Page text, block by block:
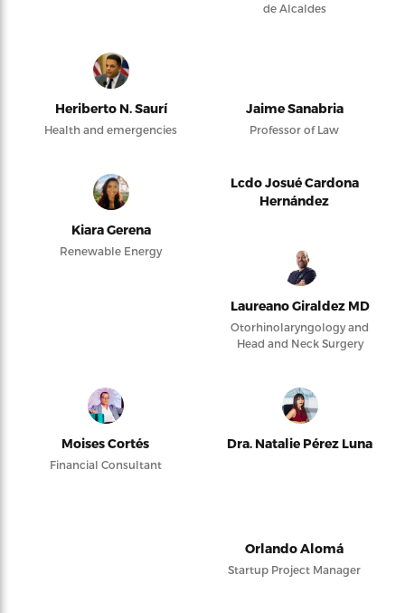
de Alcaldes
Heriberto N. Saurí
Health and emergencies
Jaime Sanabria
Professor of Law
Kiara Gerena
Renewable Energy
Lcdo Josué Cardona
Hernández
Laureano Giraldez MD
Otorhinolaryngology and
Head and Neck Surgery
Moises Cortés
Financial Consultant
Dra. Natalie Pérez Luna
Orlando Alomá
Startup Project Manager